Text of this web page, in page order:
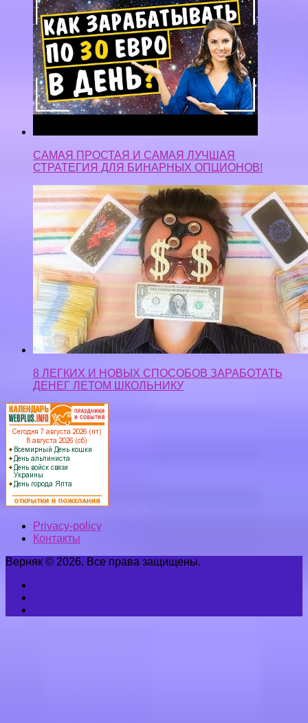
САМАЯ ПРОСТАЯ И САМАЯ ЛУЧШАЯ
СТРАТЕГИЯ ДЛЯ БИНАРНЫХ ОПЦИОНОВ!
8 ЛЕГКИХ И НОВЫХ СПОСОБОВ ЗАРАБОТАТЬ
ДЕНЕГ ЛЕТОМ ШКОЛЬНИКУ
Privacy-policy
Контакты
Верняк © 2026. Все права защищены.